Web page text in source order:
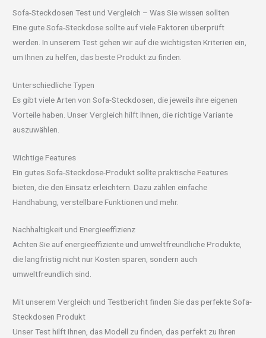
Sofa-Steckdosen Test und Vergleich – Was Sie wissen sollten
Eine gute Sofa-Steckdose sollte auf viele Faktoren überprüft
werden. In unserem Test gehen wir auf die wichtigsten Kriterien ein,
um Ihnen zu helfen, das beste Produkt zu finden.
Unterschiedliche Typen
Es gibt viele Arten von Sofa-Steckdosen, die jeweils ihre eigenen
Vorteile haben. Unser Vergleich hilft Ihnen, die richtige Variante
auszuwählen.
Wichtige Features
Ein gutes Sofa-Steckdose-Produkt sollte praktische Features
bieten, die den Einsatz erleichtern. Dazu zählen einfache
Handhabung, verstellbare Funktionen und mehr.
Nachhaltigkeit und Energieeffizienz
Achten Sie auf energieeffiziente und umweltfreundliche Produkte,
die langfristig nicht nur Kosten sparen, sondern auch
umweltfreundlich sind.
Mit unserem Vergleich und Testbericht finden Sie das perfekte Sofa-
Steckdosen Produkt
Unser Test hilft Ihnen, das Modell zu finden, das perfekt zu Ihren